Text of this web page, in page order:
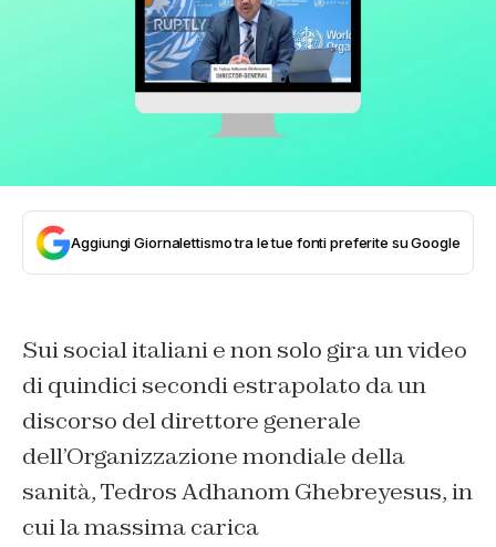
Aggiungi Giornalettismo tra le tue fonti preferite su Google
Sui social italiani e non solo gira un video
di quindici secondi estrapolato da un
discorso del direttore generale
dell’Organizzazione mondiale della
sanità, Tedros Adhanom Ghebreyesus, in
cui la massima carica